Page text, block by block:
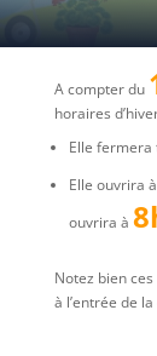
A compter du
horaires
Elle fermera
Elle ouvrira à
ouvrira à
Notez bien
à l’entrée de